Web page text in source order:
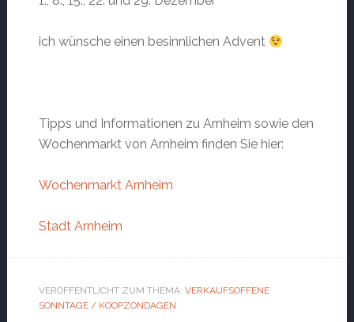
ich wünsche einen besinnlichen Advent
Tipps und Informationen zu Arnheim sowie den
Wochenmarkt von Arnheim finden Sie hier:
Wochenmarkt Arnheim
Stadt Arnheim
VERÖFFENTLICHT ZUM THEMA: VERKAUFSOFFENE
SONNTAGE / KOOPZONDAGEN